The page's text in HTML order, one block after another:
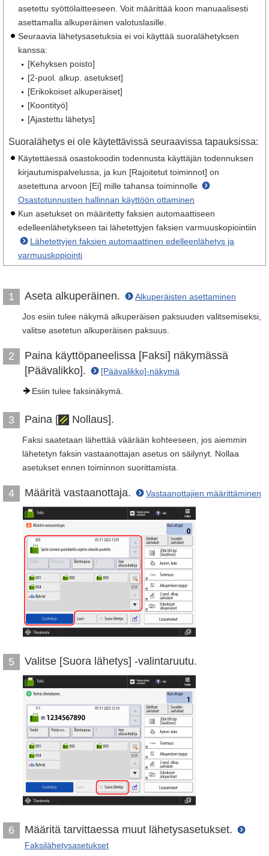
asetettu syöttölaitteeseen. Voit määrittää koon manuaalisesti
asettamalla alkuperäinen valotuslasille.
Seuraavia lähetysasetuksia ei voi käyttää suoralähetyksen
kanssa:
[Kehyksen poisto]
[2-puol. alkup. asetukset]
[Erikokoiset alkuperäiset]
[Koontityö]
[Ajastettu lähetys]
Suoralähetys ei ole käytettävissä seuraavissa tapauksissa:
Käytettäessä osastokoodin todennusta käyttäjän todennuksen
kirjautumispalvelussa, ja kun [Rajoitetut toiminnot] on
asetettuna arvoon [Ei] mille tahansa toiminnolle
Osastotunnusten hallinnan käyttöön ottaminen
Kun asetukset on määritetty faksien automaattiseen
edelleenlähetykseen tai lähetettyjen faksien varmuuskopiointiin
Lähetettyjen faksien automaattinen edelleenlähetys ja
varmuuskopiointi
1 Aseta alkuperäinen. Alkuperäisten asettaminen
Jos esiin tulee näkymä alkuperäisen paksuuden valitsemiseksi,
valitse asetetun alkuperäisen paksuus.
2
Paina käyttöpaneelissa [Faksi] näkymässä
[Päävalikko].
[Päävalikko]-näkymä
Esiin tulee faksinäkymä.
3 Paina [ Nollaus].
Faksi saatetaan lähettää väärään kohteeseen, jos aiemmin
lähetetyn faksin vastaanottajan asetus on säilynyt. Nollaa
asetukset ennen toiminnon suorittamista.
4 Määritä vastaanottaja. Vastaanottajien määrittäminen
5 Valitse [Suora lähetys] -valintaruutu.
6 Määritä tarvittaessa muut lähetysasetukset.
Faksilähetysasetukset